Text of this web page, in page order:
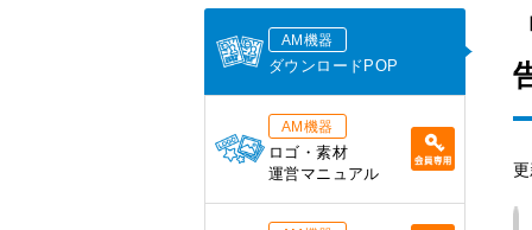
AM機器
ダウンロードPOP
AM機器
ロゴ・素材
運営マニュアル